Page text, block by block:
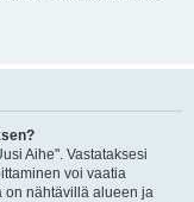
Aihe". Vastataksesi
voi vaatia
on nähtävillä alueen ja